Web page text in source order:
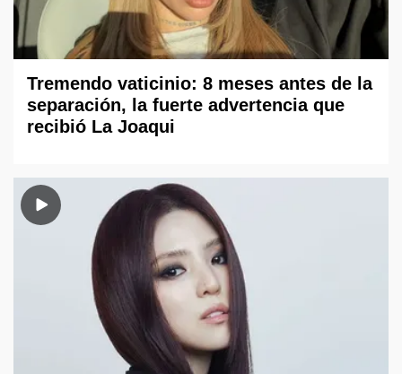
Tremendo vaticinio: 8 meses antes de la
separación, la fuerte advertencia que
recibió La Joaqui